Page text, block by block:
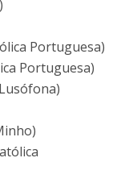
Portuguesa)
Portuguesa)